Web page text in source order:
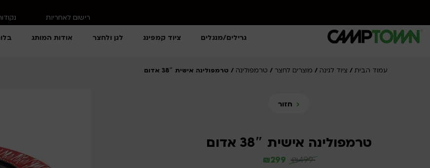
גרילים/מנגלים ציוד קמפינג לגן ולחצר אודות המותג
רישום לאחריות
עמוד הבית / ציוד לגינה / מוצרים לחצר / טרמפולינה / טרמפולינה אישית 38″ אדום
חזור
טרמפולינה אישית 38″ אדום
499
₪
299
₪